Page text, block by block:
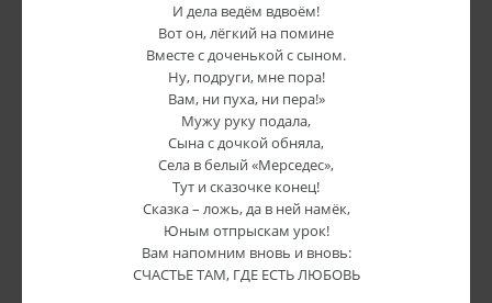
И дела ведём вдвоём!
Вот он, лёгкий на помине
Вместе с доченькой с сыном.
Ну, подруги, мне пора!
Вам, ни пуха, ни пера!»
Мужу руку подала,
Сына с дочкой обняла,
Села в белый «Мерседес»,
Тут и сказочке конец!
Сказка – ложь, да в ней намёк,
Юным отпрыскам урок!
Вам напомним вновь и вновь:
СЧАСТЬЕ ТАМ, ГДЕ ЕСТЬ ЛЮБОВЬ